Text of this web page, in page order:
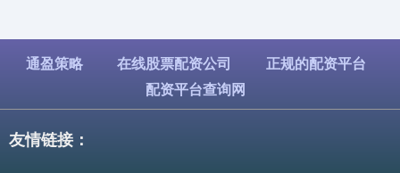
通盈策略 在线股票配资公司
正规的配资平台
配资平台查询网
友情链接：